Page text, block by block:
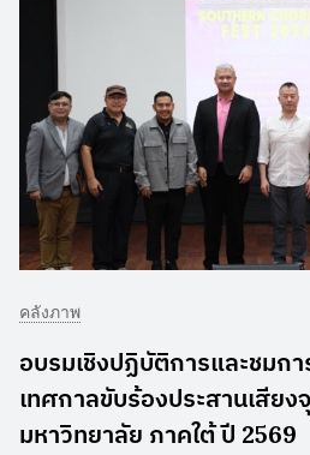
คลังภาพ
อบรมเชิงปฏิบัติการและชมก
เทศกาลขับร้องประสานเสีย
มหาวิทยาลัย ภาคใต้ ปี 2569